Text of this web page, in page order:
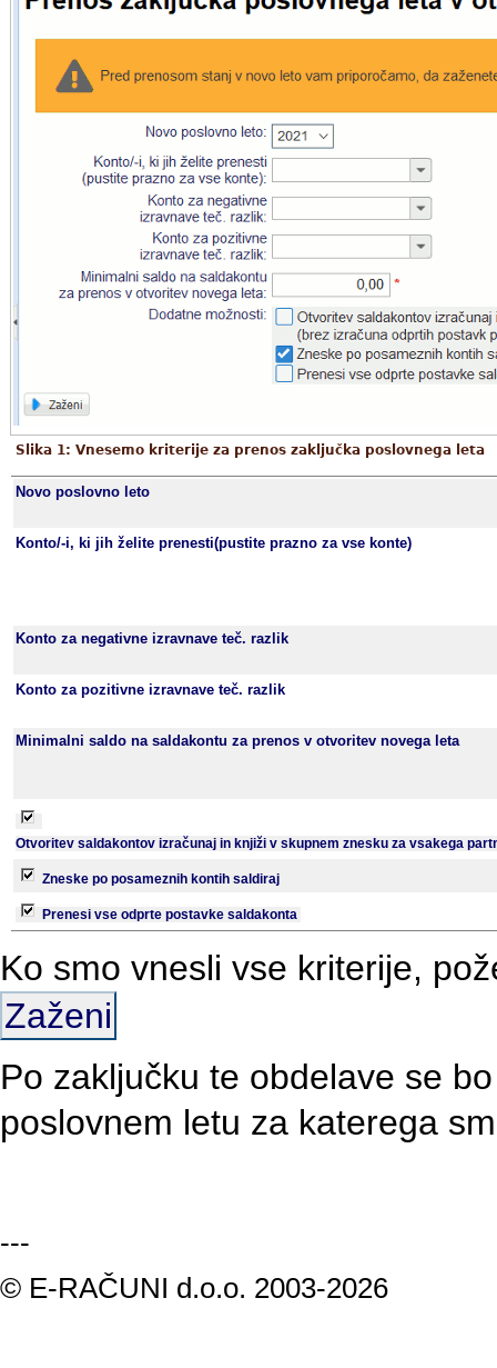
Slika 1: Vnesemo kriterije za prenos zaključka poslovnega leta
Novo poslovno leto
Konto/-i, ki jih želite prenesti(pustite prazno za vse konte)
Konto za negativne izravnave teč. razlik
Konto za pozitivne izravnave teč. razlik
Minimalni saldo na saldakontu za prenos v otvoritev novega leta
Otvoritev saldakontov izračunaj in knjiži v skupnem znesku za vsakega
Zneske po posameznih kontih saldiraj
Prenesi vse odprte postavke saldakonta
Ko smo vnesli vse kriterije,
Zaženi
Po zaključku te obdelave se
poslovnem letu za katerega
---
© E-RAČUNI d.o.o. 2003-2026